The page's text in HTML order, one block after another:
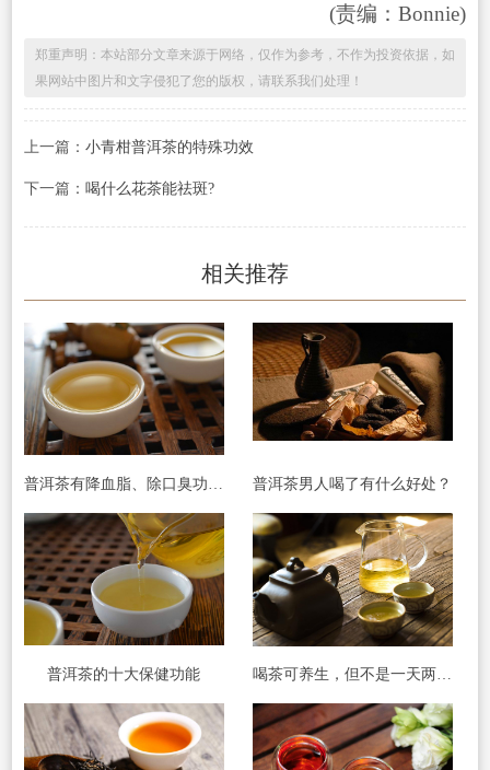
(责编：Bonnie)
郑重声明：本站部分文章来源于网络，仅作为参考，不作为投资依据，如
果网站中图片和文字侵犯了您的版权，请联系我们处理！
上一篇： 小青柑普洱茶的特殊功效
下一篇： 喝什么花茶能祛斑?
相关推荐
普洱茶男人喝了有什么好处？
普洱茶的十大保健功能 喝茶可养生，但不是一天两天可见效